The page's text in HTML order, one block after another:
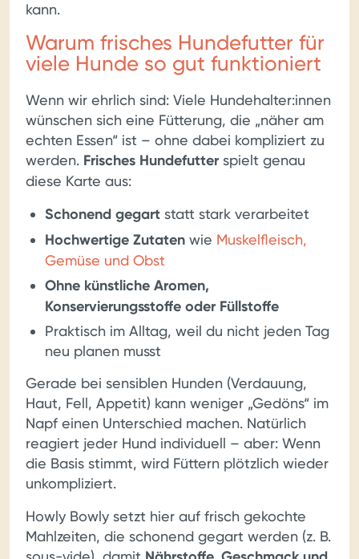
kann.
Warum frisches Hundefutter für
viele Hunde so gut funktioniert
Wenn wir ehrlich sind: Viele Hundehalter:innen
wünschen sich eine Fütterung, die „näher am
echten Essen“ ist – ohne dabei kompliziert zu
werden. Frisches Hundefutter spielt genau
diese Karte aus:
Schonend gegart statt stark verarbeitet
Hochwertige Zutaten wie Muskelfleisch,
Gemüse und Obst
Ohne künstliche Aromen,
Konservierungsstoffe oder Füllstoffe
Praktisch im Alltag, weil du nicht jeden Tag
neu planen musst
Gerade bei sensiblen Hunden (Verdauung,
Haut, Fell, Appetit) kann weniger „Gedöns“ im
Napf einen Unterschied machen. Natürlich
reagiert jeder Hund individuell – aber: Wenn
die Basis stimmt, wird Füttern plötzlich wieder
unkompliziert.
Howly Bowly setzt hier auf frisch gekochte
Mahlzeiten, die schonend gegart werden (z. B.